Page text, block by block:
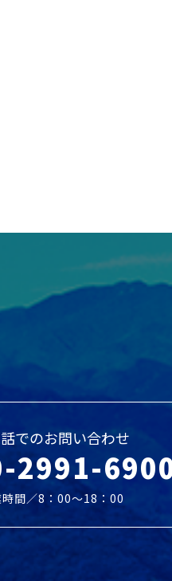
でのお問い合わせ
2991-
時間／8：00～18：00